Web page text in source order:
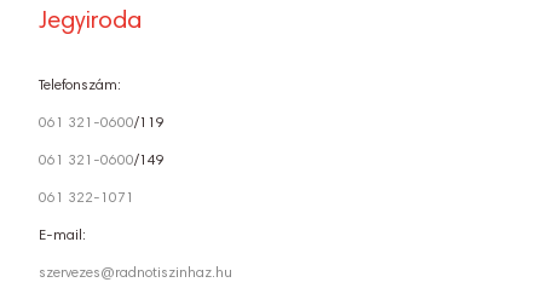
Jegyiroda
Telefonszám:
061 321-0600/119
061 321-0600/149
061 322-1071
E-mail:
szervezes@radnotiszinhaz.hu